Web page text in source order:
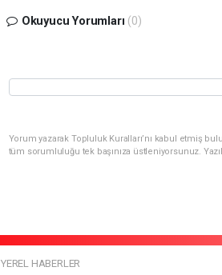
Okuyucu Yorumları (0)
Yorum yazarak Topluluk Kuralları’nı kabul etmiş
tüm sorumluluğu tek başınıza üstleniyorsunuz.
YEREL HABERLER